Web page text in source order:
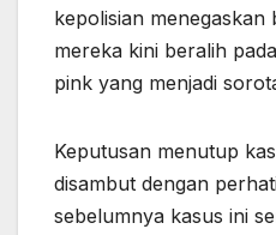
kepolisian menegaskan
mereka kini beralih
pink yang menjadi
Keputusan menutup
disambut dengan
sebelumnya kasus ini